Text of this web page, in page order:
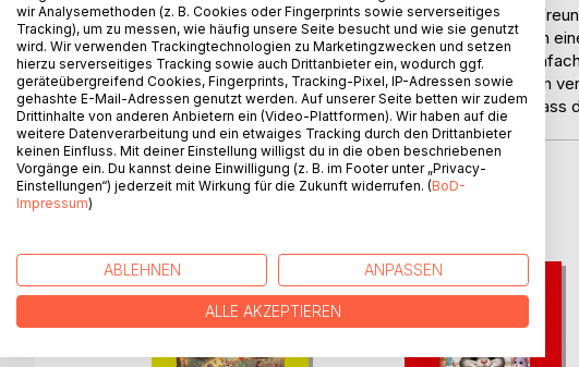
Erst nach Jahren erfährt Amy Mitgefühl, denn Mary, eine
Eigentlich könnte sie glücklich sein, jetzt, wo ihr Traum von
Aber dem steht ein großes Hindernis im Weg: Sie kann
dass sie auf der Farm nicht die Einzige ist, die ihr Vertrauen
Das Buch ist illustriert von der Künstlerin Karina Pfolz,
WEITERE TITEL BEI
wir Analysemethoden (z. B. Cookies oder Fingerprints sowie serverseitiges
Tracking), um zu messen, wie häufig unsere Seite besucht und wie sie genutzt
wird. Wir verwenden Trackingtechnologien zu Marketingzwecken und setzen
hierzu serverseitiges Tracking sowie auch Drittanbieter ein, wodurch ggf.
geräteübergreifend Cookies, Fingerprints, Tracking-Pixel, IP-Adressen sowie
gehashte E-Mail-Adressen genutzt werden. Auf unserer Seite betten wir zudem
Drittinhalte von anderen Anbietern ein (Video-Plattformen). Wir haben auf die
weitere Datenverarbeitung und ein etwaiges Tracking durch den Drittanbieter
keinen Einfluss. Mit deiner Einstellung willigst du in die oben beschriebenen
Vorgänge ein. Du kannst deine Einwilligung (z. B. im Footer unter „Privacy-
Einstellungen“) jederzeit mit Wirkung für die Zukunft widerrufen. (BoD-
Impressum)
ABLEHNEN ANPASSEN
ALLE AKZEPTIEREN